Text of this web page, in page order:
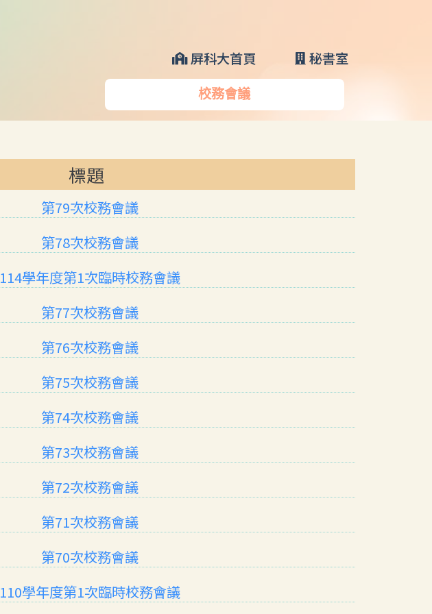
屏科大首頁 秘書室
校務會議
標題
第79次校務會議
第78次校務會議
114學年度第1次臨時校務會議
第77次校務會議
第76次校務會議
第75次校務會議
第74次校務會議
第73次校務會議
第72次校務會議
第71次校務會議
第70次校務會議
110學年度第1次臨時校務會議